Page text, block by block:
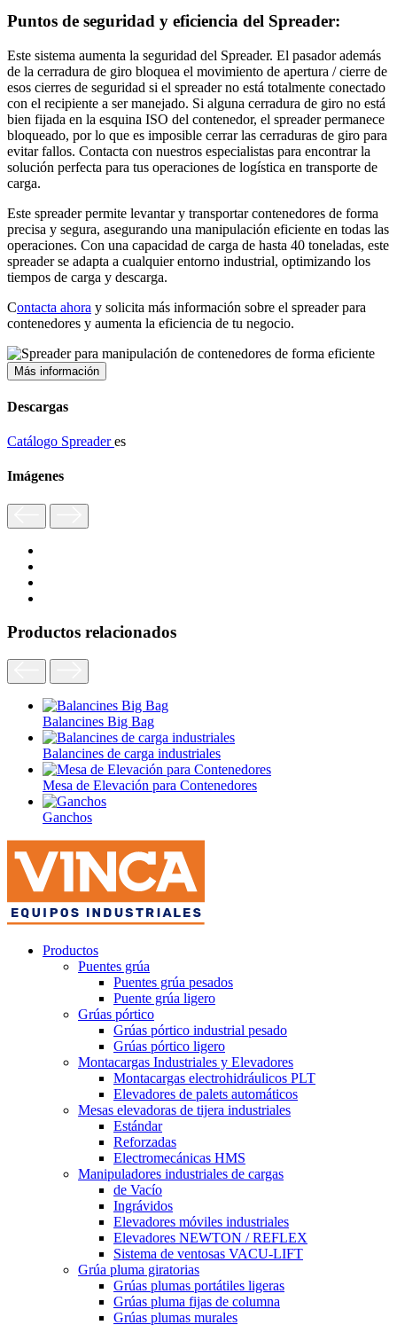
Puntos de seguridad y eficiencia del Spreader:
Este sistema aumenta la seguridad del Spreader. El pasador además
de la cerradura de giro bloquea el movimiento de apertura / cierre de
esos cierres de seguridad si el spreader no está totalmente conectado
con el recipiente a ser manejado. Si alguna cerradura de giro no está
bien fijada en la esquina ISO del contenedor, el spreader permanece
bloqueado, por lo que es imposible cerrar las cerraduras de giro para
evitar fallos. Contacta con nuestros especialistas para encontrar la
solución perfecta para tus operaciones de logística en transporte de
carga.
Este spreader permite levantar y transportar contenedores de forma
precisa y segura, asegurando una manipulación eficiente en todas las
operaciones. Con una capacidad de carga de hasta 40 toneladas, este
spreader se adapta a cualquier entorno industrial, optimizando los
tiempos de carga y descarga.
Contacta ahora y solicita más información sobre el spreader para
contenedores y aumenta la eficiencia de tu negocio.
Más información
Descargas
Catálogo Spreaderes
Imágenes
Productos relacionados
Balancines Big Bag
Balancines de carga industriales
Mesa de Elevación para Contenedores
Ganchos
Productos
Puentes grúa
Puentes grúa pesados
Puente grúa ligero
Grúas pórtico
Grúas pórtico industrial pesado
Grúas pórtico ligero
Montacargas Industriales y Elevadores
Montacargas electrohidráulicos PLT
Elevadores de palets automáticos
Mesas elevadoras de tijera industriales
Estándar
Reforzadas
Electromecánicas HMS
Manipuladores industriales de cargas
de Vacío
Ingrávidos
Elevadores móviles industriales
Elevadores NEWTON / REFLEX
Sistema de ventosas VACU-LIFT
Grúa pluma giratorias
Grúas plumas portátiles ligeras
Grúas pluma fijas de columna
Grúas plumas murales